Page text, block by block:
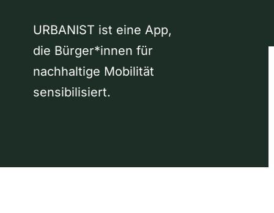
URBANIST ist eine App,
die Bürger*innen für
nachhaltige Mobilität
sensibilisiert.